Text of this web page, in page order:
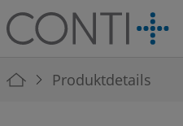
Skip to main navigation
Skip to main content
Skip to page footer
You are here:
Produktdetails